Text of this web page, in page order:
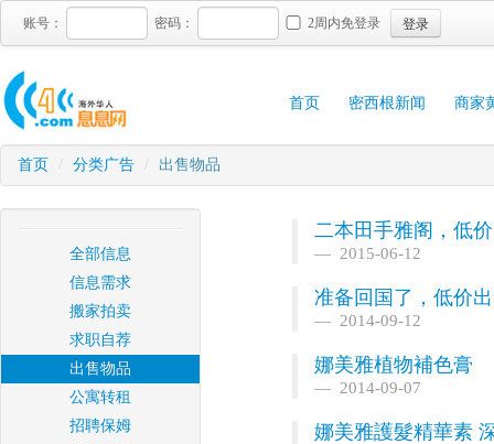
账号： 密码： 2周内免登录 登录
首页 密西根新闻 商家
首页 / 分类广告 / 出售物品
全部信息
信息需求
搬家拍卖
求职自荐
出售物品
公寓转租
招聘保姆
二本田手雅阁，低
2015-06-12
准备回国了，低价
2014-09-12
娜美雅植物補色膏
2014-09-07
娜美雅護髮精華素